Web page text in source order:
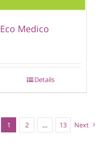
Eco Medico
Details
1 2 … 13 Next